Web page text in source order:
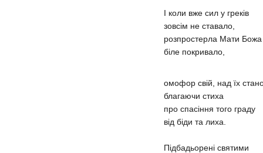
І коли вже сил у греків
зовсім не ставало,
розпростерла Мати Божа
біле покривало,
омофор свій, над їх
благаючи стиха
про спасіння того граду
від біди та лиха.
Підбадьорені святими